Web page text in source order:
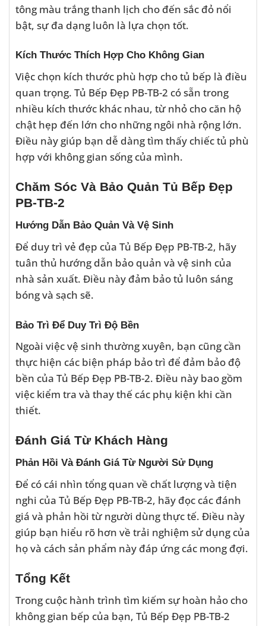
tông màu trắng thanh lịch cho đến sắc đỏ nổi
bật, sự đa dạng luôn là lựa chọn tốt.
Kích Thước Thích Hợp Cho Không Gian
Việc chọn kích thước phù hợp cho tủ bếp là điều
quan trọng. Tủ Bếp Đẹp PB-TB-2 có sẵn trong
nhiều kích thước khác nhau, từ nhỏ cho căn hộ
chật hẹp đến lớn cho những ngôi nhà rộng lớn.
Điều này giúp bạn dễ dàng tìm thấy chiếc tủ phù
hợp với không gian sống của mình.
Chăm Sóc Và Bảo Quản Tủ Bếp Đẹp
PB-TB-2
Hướng Dẫn Bảo Quản Và Vệ Sinh
Để duy trì vẻ đẹp của Tủ Bếp Đẹp PB-TB-2, hãy
tuân thủ hướng dẫn bảo quản và vệ sinh của
nhà sản xuất. Điều này đảm bảo tủ luôn sáng
bóng và sạch sẽ.
Bảo Trì Để Duy Trì Độ Bền
Ngoài việc vệ sinh thường xuyên, bạn cũng cần
thực hiện các biện pháp bảo trì để đảm bảo độ
bền của Tủ Bếp Đẹp PB-TB-2. Điều này bao gồm
việc kiểm tra và thay thế các phụ kiện khi cần
thiết.
Đánh Giá Từ Khách Hàng
Phản Hồi Và Đánh Giá Từ Người Sử Dụng
Để có cái nhìn tổng quan về chất lượng và tiện
nghi của Tủ Bếp Đẹp PB-TB-2, hãy đọc các đánh
giá và phản hồi từ người dùng thực tế. Điều này
giúp bạn hiểu rõ hơn về trải nghiệm sử dụng của
họ và cách sản phẩm này đáp ứng các mong đợi.
Tổng Kết
Trong cuộc hành trình tìm kiếm sự hoàn hảo cho
không gian bếp của bạn, Tủ Bếp Đẹp PB-TB-2